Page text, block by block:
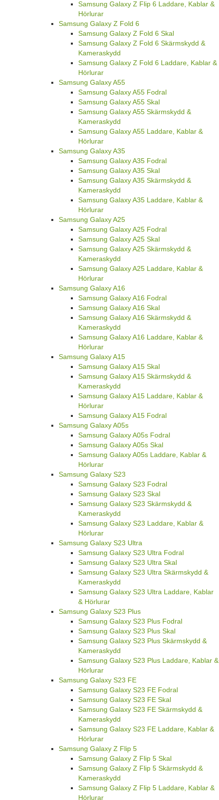
Samsung Galaxy Z Flip 6 Laddare, Kablar &
Hörlurar
Samsung Galaxy Z Fold 6
Samsung Galaxy Z Fold 6 Skal
Samsung Galaxy Z Fold 6 Skärmskydd &
Kameraskydd
Samsung Galaxy Z Fold 6 Laddare, Kablar &
Hörlurar
Samsung Galaxy A55
Samsung Galaxy A55 Fodral
Samsung Galaxy A55 Skal
Samsung Galaxy A55 Skärmskydd &
Kameraskydd
Samsung Galaxy A55 Laddare, Kablar &
Hörlurar
Samsung Galaxy A35
Samsung Galaxy A35 Fodral
Samsung Galaxy A35 Skal
Samsung Galaxy A35 Skärmskydd &
Kameraskydd
Samsung Galaxy A35 Laddare, Kablar &
Hörlurar
Samsung Galaxy A25
Samsung Galaxy A25 Fodral
Samsung Galaxy A25 Skal
Samsung Galaxy A25 Skärmskydd &
Kameraskydd
Samsung Galaxy A25 Laddare, Kablar &
Hörlurar
Samsung Galaxy A16
Samsung Galaxy A16 Fodral
Samsung Galaxy A16 Skal
Samsung Galaxy A16 Skärmskydd &
Kameraskydd
Samsung Galaxy A16 Laddare, Kablar &
Hörlurar
Samsung Galaxy A15
Samsung Galaxy A15 Skal
Samsung Galaxy A15 Skärmskydd &
Kameraskydd
Samsung Galaxy A15 Laddare, Kablar &
Hörlurar
Samsung Galaxy A15 Fodral
Samsung Galaxy A05s
Samsung Galaxy A05s Fodral
Samsung Galaxy A05s Skal
Samsung Galaxy A05s Laddare, Kablar &
Hörlurar
Samsung Galaxy S23
Samsung Galaxy S23 Fodral
Samsung Galaxy S23 Skal
Samsung Galaxy S23 Skärmskydd &
Kameraskydd
Samsung Galaxy S23 Laddare, Kablar &
Hörlurar
Samsung Galaxy S23 Ultra
Samsung Galaxy S23 Ultra Fodral
Samsung Galaxy S23 Ultra Skal
Samsung Galaxy S23 Ultra Skärmskydd &
Kameraskydd
Samsung Galaxy S23 Ultra Laddare, Kablar
& Hörlurar
Samsung Galaxy S23 Plus
Samsung Galaxy S23 Plus Fodral
Samsung Galaxy S23 Plus Skal
Samsung Galaxy S23 Plus Skärmskydd &
Kameraskydd
Samsung Galaxy S23 Plus Laddare, Kablar &
Hörlurar
Samsung Galaxy S23 FE
Samsung Galaxy S23 FE Fodral
Samsung Galaxy S23 FE Skal
Samsung Galaxy S23 FE Skärmskydd &
Kameraskydd
Samsung Galaxy S23 FE Laddare, Kablar &
Hörlurar
Samsung Galaxy Z Flip 5
Samsung Galaxy Z Flip 5 Skal
Samsung Galaxy Z Flip 5 Skärmskydd &
Kameraskydd
Samsung Galaxy Z Flip 5 Laddare, Kablar &
Hörlurar